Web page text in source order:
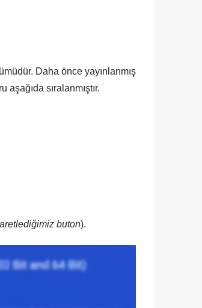
Daha önce yayınlanmış
sıralanmıştır.
buton).